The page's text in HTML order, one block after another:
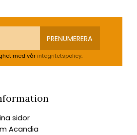
PRENUMERERA
med vår integritetspolicy.
sidor
Acandia